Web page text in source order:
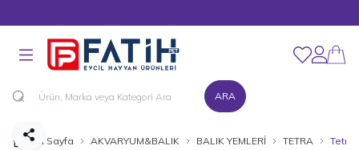
ARA
Hesabım
Favorilerim
Ana Sayfa AKVARYUM&BALIK BALIK YEMLERİ TETRA Tetra
Paylaş